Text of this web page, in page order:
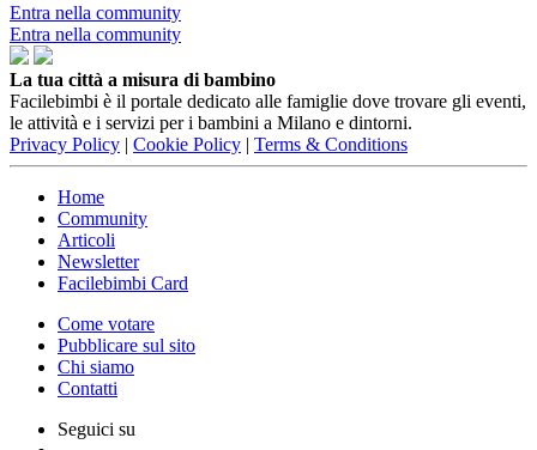
Entra nella community
Entra nella community
La tua città a misura di bambino
Facilebimbi è il portale dedicato alle famiglie dove trovare gli eventi,
le attività e i servizi per i bambini a Milano e dintorni.
Privacy Policy | Cookie Policy | Terms & Conditions
Home
Community
Articoli
Newsletter
Facilebimbi Card
Come votare
Pubblicare sul sito
Chi siamo
Contatti
Seguici su